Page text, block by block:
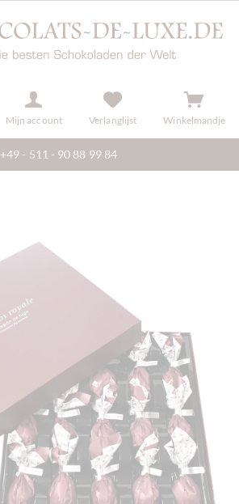
Mijn account Verlanglijst Winkelmandje
+49 - 511 - 90 88 99 84